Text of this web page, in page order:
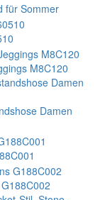
für Sommer
M8C120
Damen